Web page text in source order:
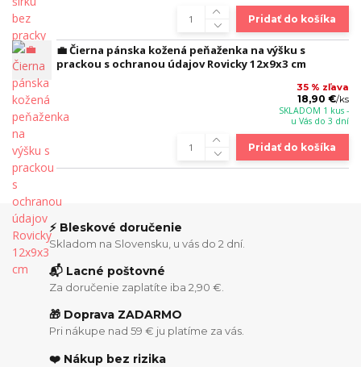
Pridať do košíka
💼 Čierna pánska kožená peňaženka na výšku s
prackou s ochranou údajov Rovicky 12x9x3 cm
35 % zľava
18,90 €/ks
SKLADOM 1 kus -
u Vás do 3 dní
Pridať do košíka
⚡ Bleskové doručenie
Skladom na Slovensku, u vás do 2 dní.
📬 Lacné poštovné
Za doručenie zaplatíte iba 2,90 €.
🎁 Doprava ZADARMO
Pri nákupe nad 59 € ju platíme za vás.
❤️ Nákup bez rizika